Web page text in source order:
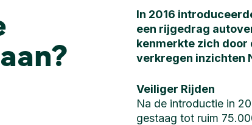
In 2016
een rijgedrag
kenmerkte zich
verkregen inzichten
Veiliger Rijden
Na de introductie in
gestaag tot ruim